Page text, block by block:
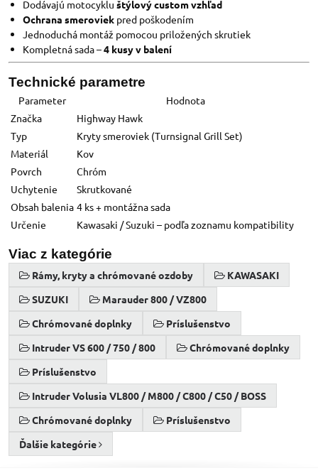
Dodávajú motocyklu štýlový custom vzhľad
Ochrana smeroviek pred poškodením
Jednoduchá montáž pomocou priložených skrutiek
Kompletná sada –4 kusy v balení
Technické parametre
Parameter
Hodnota
Značka
Highway Hawk
Typ
Kryty smeroviek (Turnsignal Grill Set)
Materiál
Kov
Povrch
Chróm
Uchytenie
Skrutkované
Obsah balenia 4 ks + montážna sada
Určenie
Kawasaki / Suzuki – podľa zoznamu kompatibility
Viac z kategórie
Rámy, kryty a chrómované ozdoby
KAWASAKI
SUZUKI
Marauder 800 / VZ800
Chrómované doplnky
Príslušenstvo
Intruder VS 600 / 750 / 800
Chrómované doplnky
Príslušenstvo
Intruder Volusia VL800 / M800 / C800 / C50 / BOSS
Chrómované doplnky
Príslušenstvo
Ďalšie kategórie